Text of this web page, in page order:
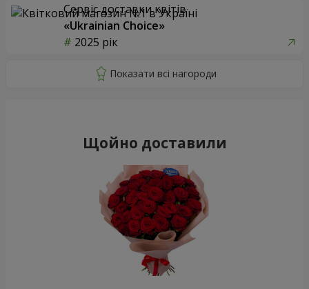
Сервіс доставки квітів
«Ukrainian Choice»
2025 рік
Щойно доставили